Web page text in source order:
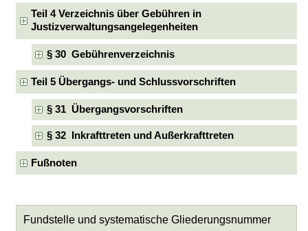
Teil 4 Verzeichnis über Gebühren in
Justizverwaltungsangelegenheiten
§ 30 Gebührenverzeichnis
Teil 5 Übergangs- und Schlussvorschriften
§ 31 Übergangsvorschriften
§ 32 Inkrafttreten und Außerkrafttreten
Fußnoten
Fundstelle und systematische Gliederungsnummer